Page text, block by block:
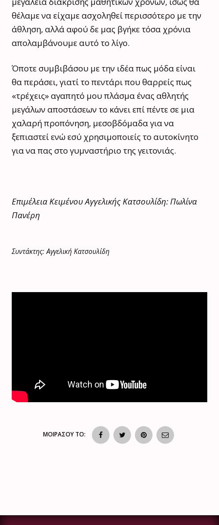
θέλαμε να είχαμε ασχοληθεί περισσότερο με την
άθληση, αλλά αφού δε μας βγήκε τόσα χρόνια
απολαμβάνουμε αυτό το λίγο.
Όποτε συμβιβάσου με την ιδέα πως μόδα είναι
θα περάσει, γιατί το πεντάρι που θαρρείς πως
«τρέχεις» αγαπητό μου πλάσμα ένας αθλητής
μεγάλων αποστάσεων το κάνει επί πέντε σε μια
χαλαρή προπόνηση, μεσοβδόμαδα για να
ξεπιαστεί ενώ εσύ χρησιμοποιείς το αυτοκίνητο
για να πας στο γυμναστήριο της γειτονιάς.
Επιμέλεια Κειμένου Αγγελικής Κατσουλίδη: Πωλίνα
Πανέρη
Συντάκτης: Αγγελική Κατσουλίδη
ΜΟΙΡΑΣΟΥ ΤΟ: